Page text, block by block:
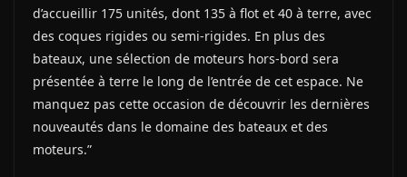
d’accueillir 175 unités, dont 135 à flot et 40 à terre, avec
des coques rigides ou semi-rigides. En plus des
bateaux, une sélection de moteurs hors-bord sera
présentée à terre le long de l’entrée de cet espace. Ne
manquez pas cette occasion de découvrir les dernières
nouveautés dans le domaine des bateaux et des
moteurs.”